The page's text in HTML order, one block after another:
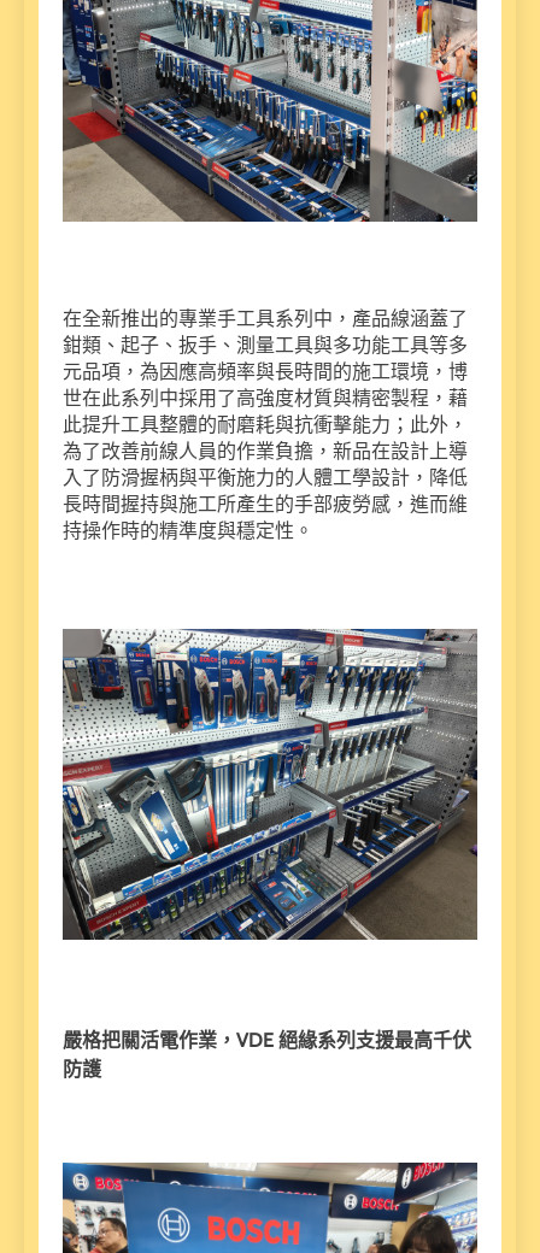
在全新推出的專業手工具系列中，產品線涵蓋了
鉗類、起子、扳手、測量工具與多功能工具等多
元品項，為因應高頻率與長時間的施工環境，博
世在此系列中採用了高強度材質與精密製程，藉
此提升工具整體的耐磨耗與抗衝擊能力；此外，
為了改善前線人員的作業負擔，新品在設計上導
入了防滑握柄與平衡施力的人體工學設計，降低
長時間握持與施工所產生的手部疲勞感，進而維
持操作時的精準度與穩定性。
嚴格把關活電作業，VDE 絕緣系列支援最高千伏
防護